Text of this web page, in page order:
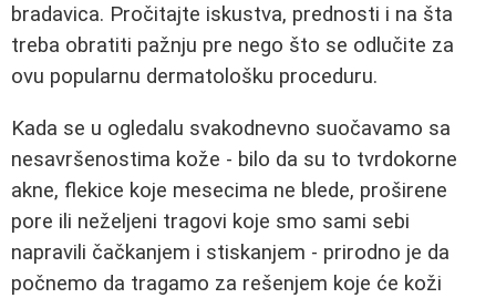
bradavica. Pročitajte iskustva, prednosti i na šta
treba obratiti pažnju pre nego što se odlučite za
ovu popularnu dermatološku proceduru.
Kada se u ogledalu svakodnevno suočavamo sa
nesavršenostima kože - bilo da su to tvrdokorne
akne, flekice koje mesecima ne blede, proširene
pore ili neželjeni tragovi koje smo sami sebi
napravili čačkanjem i stiskanjem - prirodno je da
počnemo da tragamo za rešenjem koje će koži